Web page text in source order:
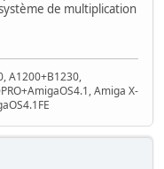
de multiplication
A1200+B1230,
Amiga X-